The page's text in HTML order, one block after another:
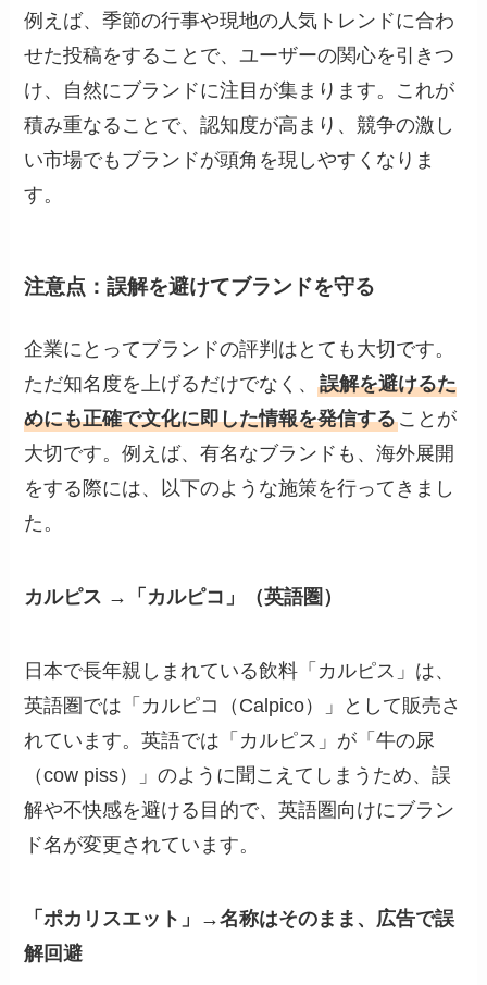
例えば、季節の行事や現地の人気トレンドに合わ
せた投稿をすることで、ユーザーの関心を引きつ
け、自然にブランドに注目が集まります。これが
積み重なることで、認知度が高まり、競争の激し
い市場でもブランドが頭角を現しやすくなりま
す。
注意点：誤解を避けてブランドを守る
企業にとってブランドの評判はとても大切です。
ただ知名度を上げるだけでなく、誤解を避けるた
めにも正確で文化に即した情報を発信することが
大切です。例えば、有名なブランドも、海外展開
をする際には、以下のような施策を行ってきまし
た。
カルピス →「カルピコ」（英語圏）
日本で長年親しまれている飲料「カルピス」は、
英語圏では「カルピコ（Calpico）」として販売さ
れています。英語では「カルピス」が「牛の尿
（cow piss）」のように聞こえてしまうため、誤
解や不快感を避ける目的で、英語圏向けにブラン
ド名が変更されています。
「ポカリスエット」→名称はそのまま、広告で誤
解回避